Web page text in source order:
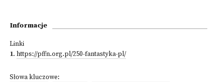
Informacje
Linki
1. https://pffn.org.pl/250-fantastyka-pl/
Słowa kluczowe: